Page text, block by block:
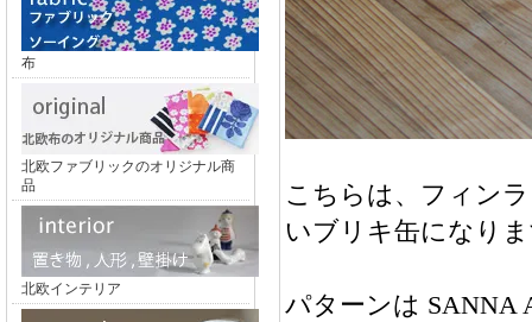
布
北欧ファブリックのオリジナル商
品
北欧インテリア
こちらは、フィン
いブリキ缶になり
パターンは SANNA